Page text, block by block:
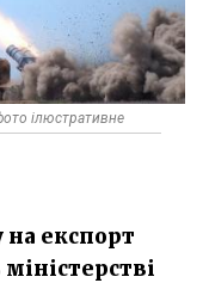
ілюстративне
на експорт